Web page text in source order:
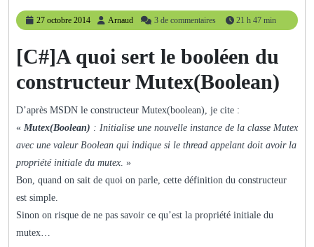
27 octobre 2014
27
octobre
Arnaud Arnaud3 de commentaires 21 h 47 min
[C#]A quoi sert le booléen du
constructeur Mutex(Boolean)
D’après MSDN le constructeur Mutex(boolean), je cite :
« Mutex(Boolean) : Initialise une nouvelle instance de la classe Mutex
avec une valeur Boolean qui indique si le thread appelant doit avoir la
propriété initiale du mutex. »
Bon, quand on sait de quoi on parle, cette définition du constructeur
est simple.
Sinon on risque de ne pas savoir ce qu’est la propriété initiale du
mutex…